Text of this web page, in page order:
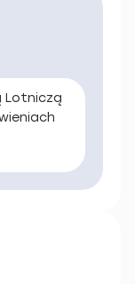
Lotniczą